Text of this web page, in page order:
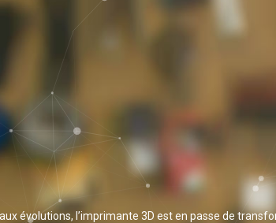
évolutions, l’imprimante 3D est en passe de